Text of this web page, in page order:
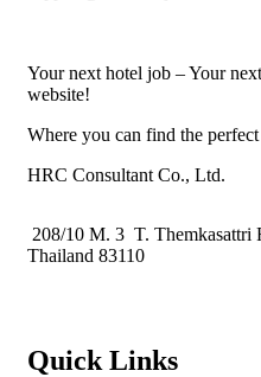
Your next hotel job – Your
website!
Where you can find the
HRC Consultant Co., Ltd.
208/10 M. 3 T.
Thailand 83110
Quick Links